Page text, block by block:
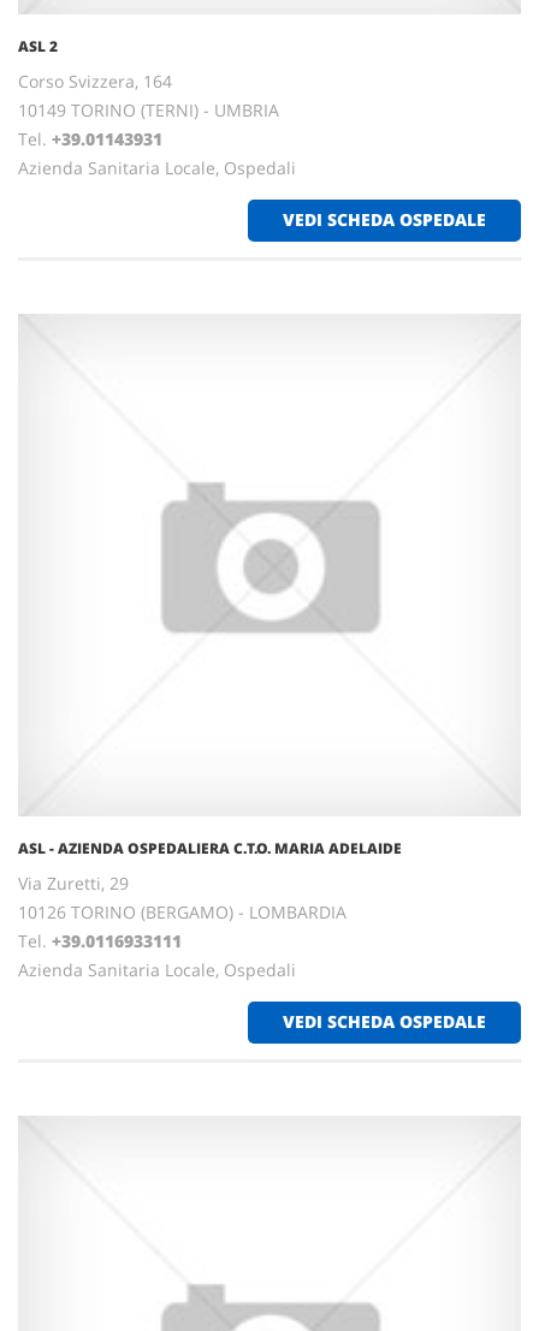
ASL 2
Corso Svizzera, 164
10149 TORINO (TERNI) - UMBRIA
Tel. +39.01143931
Azienda Sanitaria Locale, Ospedali
VEDI SCHEDA OSPEDALE
ASL - AZIENDA OSPEDALIERA C.T.O. MARIA ADELAIDE
Via Zuretti, 29
10126 TORINO (BERGAMO) - LOMBARDIA
Tel. +39.0116933111
Azienda Sanitaria Locale, Ospedali
VEDI SCHEDA OSPEDALE